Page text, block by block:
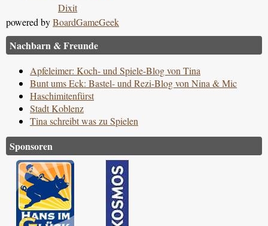
Dixit
powered byBoardGameGeek
Nachbarn & Freunde
Apfeleimer: Koch- und Spiele-Blog von Tina
Bunt ums Eck: Bastel- und Rezi-Blog von Nina & Mic
Haschimitenfürst
Stadt Koblenz
Tina schreibt was zu Spielen
Sponsoren